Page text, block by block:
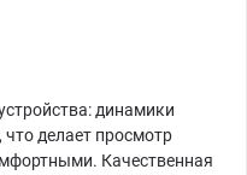
динамики
делает просмотр
Качественная